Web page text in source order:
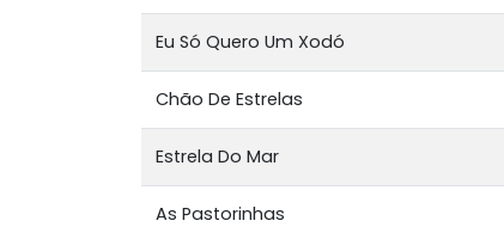
Eu Só Quero Um Xodó
Chão De Estrelas
Estrela Do Mar
As Pastorinhas